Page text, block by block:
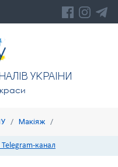
УКРАIНИ
краси
/ Макіяж /
канал